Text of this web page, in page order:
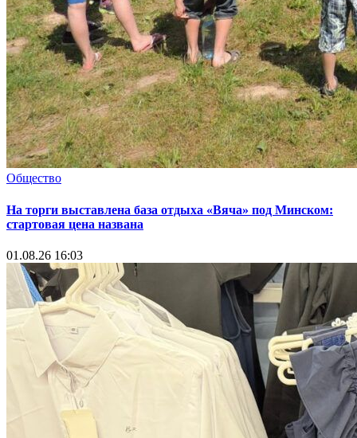
Общество
На торги выставлена база отдыха «Вяча» под Минском:
стартовая цена названа
01.08.26 16:03